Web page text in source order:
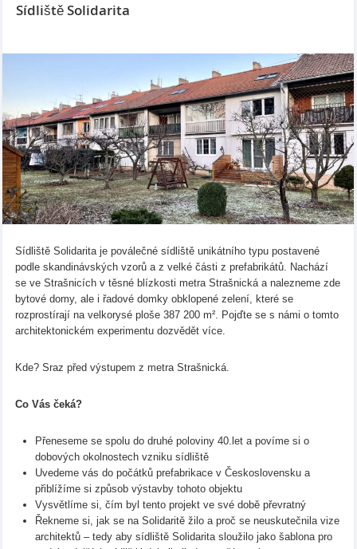
Sídliště Solidarita
Sídliště Solidarita je poválečné sídliště unikátního typu postavené
podle skandinávských vzorů a z velké části z prefabrikátů. Nachází
se ve Strašnicích v těsné blízkosti metra Strašnická a nalezneme zde
bytové domy, ale i řadové domky obklopené zelení, které se
rozprostírají na velkorysé ploše 387 200 m². Pojďte se s námi o tomto
architektonickém experimentu dozvědět více.
Kde? Sraz před výstupem z metra Strašnická.
Co Vás čeká?
Přeneseme se spolu do druhé poloviny 40.let a povíme si o
dobových okolnostech vzniku sídliště
Uvedeme vás do počátků prefabrikace v Československu a
přiblížíme si způsob výstavby tohoto objektu
Vysvětlíme si, čím byl tento projekt ve své době převratný
Řekneme si, jak se na Solidaritě žilo a proč se neuskutečnila vize
architektů – tedy aby sídliště Solidarita sloužilo jako šablona pro